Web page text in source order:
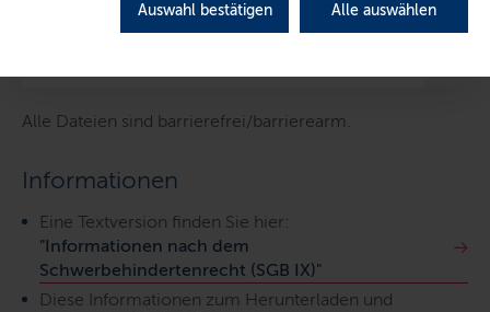
Auswahl bestätigen Alle auswählen
Alle Dateien sind barrierefrei/barrierearm.
Informationen
Eine Textversion finden Sie hier:
"Informationen nach dem
Schwerbehindertenrecht (SGB IX)"
Diese Informationen zum Herunterladen und